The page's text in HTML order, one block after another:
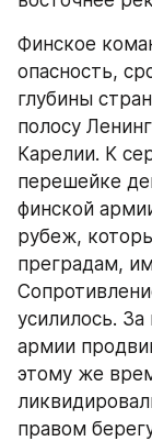
Финское
опасность,
глубины
полосу
Карелии. К
перешейке
финской
рубеж,
преградам,
усилилось.
армии
этому же
правом